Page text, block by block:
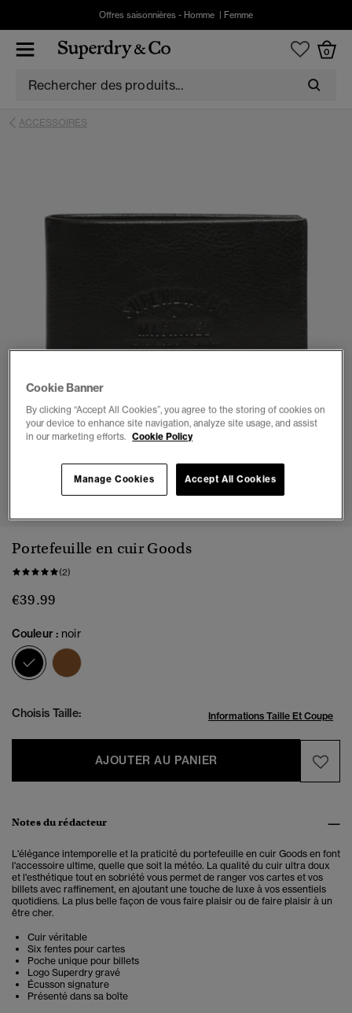
Offres saisonnières - Homme Femme
0
ACCESSOIRES
1 3 4
Portefeuille en cuir Goods
(2)
€39.99
Couleur : noir
sélectionné
Choisis Taille: Informations Taille Et Coupe
AJOUTER AU PANIER
Notes du rédacteur
L'élégance intemporelle et la praticité du portefeuille en cuir Goods en font
l'accessoire ultime, quelle que soit la météo. La qualité du cuir ultra doux
et l'esthétique tout en sobriété vous permet de ranger vos cartes et vos
billets avec raffinement, en ajoutant une touche de luxe à vos essentiels
quotidiens. La plus belle façon de vous faire plaisir ou de faire plaisir à un
être cher.
Cuir véritable
Six fentes pour cartes
Poche unique pour billets
Logo Superdry gravé
Écusson signature
Présenté dans sa boîte
Cookie Banner
By clicking “Accept All Cookies”, you agree to the storing of cookies on
your device to enhance site navigation, analyze site usage, and assist
in our marketing efforts. Cookie Policy
Accept All Cookies
Manage Cookies